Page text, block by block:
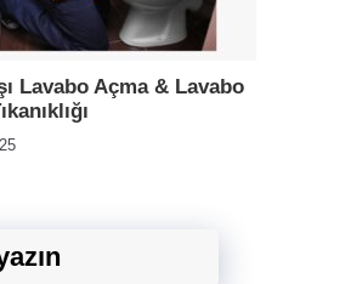
Lavabo Açma & Lavabo